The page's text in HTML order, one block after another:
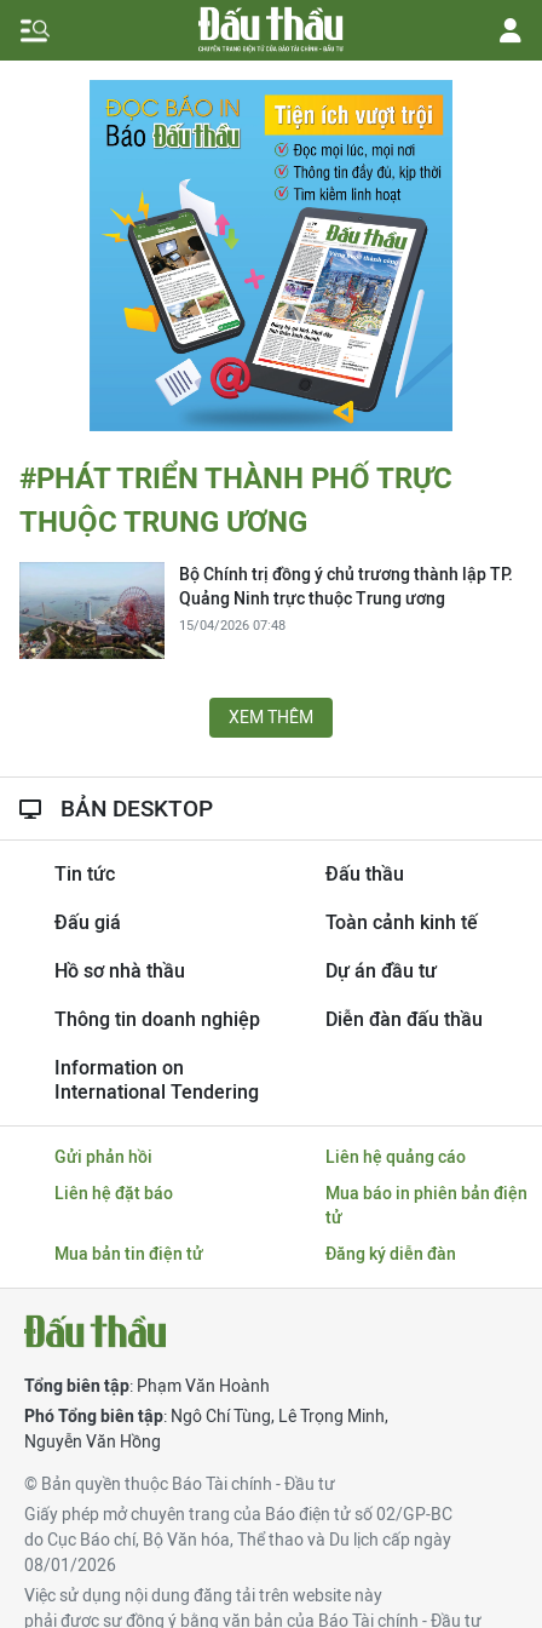
#PHÁT TRIỂN THÀNH PHỐ TRỰC
THUỘC TRUNG ƯƠNG
Bộ Chính trị đồng ý chủ trương thành lập TP.
Quảng Ninh trực thuộc Trung ương
15/04/2026 07:48
XEM THÊM
BẢN DESKTOP
Tin tức Đấu thầu
Đấu giá Toàn cảnh kinh tế
Hồ sơ nhà thầu Dự án đầu tư
Thông tin doanh nghiệp Diễn đàn đấu thầu
Information on
International Tendering
Gửi phản hồi
Liên hệ quảng cáo
Liên hệ đặt báo
Mua báo in phiên bản điện
tử
Mua bản tin điện tử
Đăng ký diễn đàn
Tổng biên tập: Phạm Văn Hoành
Phó Tổng biên tập: Ngô Chí Tùng, Lê Trọng Minh,
Nguyễn Văn Hồng
© Bản quyền thuộc Báo Tài chính - Đầu tư
Giấy phép mở chuyên trang của Báo điện tử số 02/GP-BC
do Cục Báo chí, Bộ Văn hóa, Thể thao và Du lịch cấp ngày
08/01/2026
Việc sử dụng nội dung đăng tải trên website này
phải được sự đồng ý bằng văn bản của Báo Tài chính - Đầu tư